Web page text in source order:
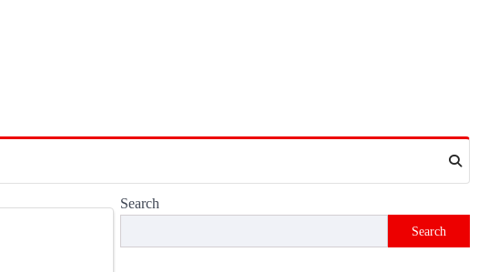
Search
Search